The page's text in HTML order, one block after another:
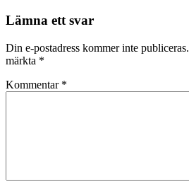
Lämna ett svar
Din e-postadress kommer inte publiceras.
märkta *
Kommentar *